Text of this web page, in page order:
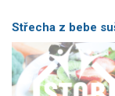
Střecha z bebe